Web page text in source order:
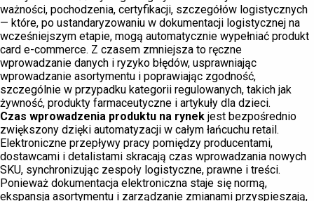
ważności, pochodzenia, certyfikacji, szczegółów logistycznych
— które, po ustandaryzowaniu w dokumentacji logistycznej na
wcześniejszym etapie, mogą automatycznie wypełniać produkt
card e-commerce. Z czasem zmniejsza to ręczne
wprowadzanie danych i ryzyko błędów, usprawniając
wprowadzanie asortymentu i poprawiając zgodność,
szczególnie w przypadku kategorii regulowanych, takich jak
żywność, produkty farmaceutyczne i artykuły dla dzieci.
Czas wprowadzenia produktu na rynek jest bezpośrednio
zwiększony dzięki automatyzacji w całym łańcuchu retail.
Elektroniczne przepływy pracy pomiędzy producentami,
dostawcami i detalistami skracają czas wprowadzania nowych
SKU, synchronizując zespoły logistyczne, prawne i treści.
Ponieważ dokumentacja elektroniczna staje się normą,
ekspansja asortymentu i zarządzanie zmianami przyspieszają,